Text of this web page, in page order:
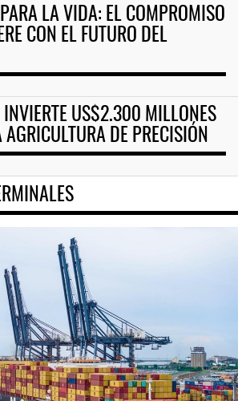
PARA LA VIDA: EL COMPROMISO
CON EL FUTURO DEL
INVIERTE US$2.300 MILLONES
AGRICULTURA DE PRECISIÓN